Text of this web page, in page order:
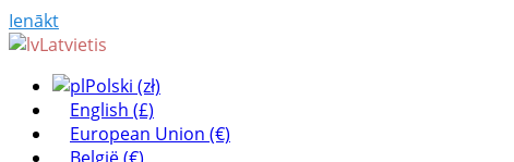
Ienākt
Latvietis
Polski (zł)
English (£)
European Union (€)